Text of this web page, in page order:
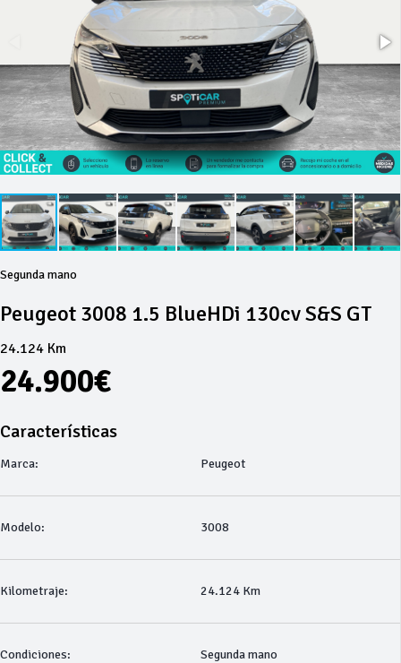
Segunda mano
Peugeot 3008 1.5 BlueHDi 130cv S&S GT
24.124 Km
24.900€
Características
Marca: Peugeot
Modelo: 3008
Kilometraje: 24.124 Km
Condiciones: Segunda mano